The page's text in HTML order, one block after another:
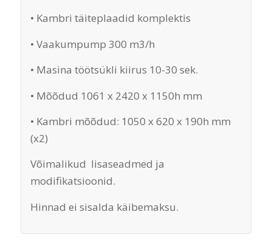
• Kambri täiteplaadid komplektis
• Vaakumpump 300 m3/h
• Masina töötsükli kiirus 10-30 sek.
• Mõõdud 1061 x 2420 x 1150h mm
• Kambri mõõdud: 1050 x 620 x 190h mm
(x2)
Võimalikud lisaseadmed ja
modifikatsioonid.
Hinnad ei sisalda käibemaksu.